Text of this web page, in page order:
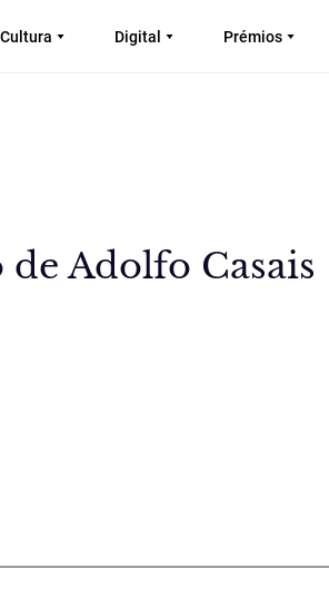
Cultura Digital Prémios
Adolfo Casais